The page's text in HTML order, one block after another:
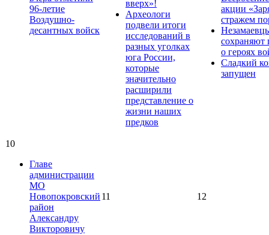
96-летие
Воздушно-
десантных войск
вверх»!
Археологи
подвели итоги
исследований в
разных уголках
юга России,
которые
значительно
расширили
представление о
жизни наших
предков
акции
стражем
сохраняют
о героях
Сладкий
запущен
10
Главе
администрации
МО
Новопокровский
район
Александру
Викторовичу
11 12